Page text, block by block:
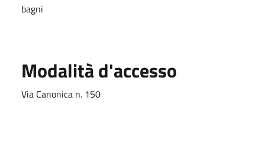
bagni
Modalità d'accesso
Via Canonica n. 150